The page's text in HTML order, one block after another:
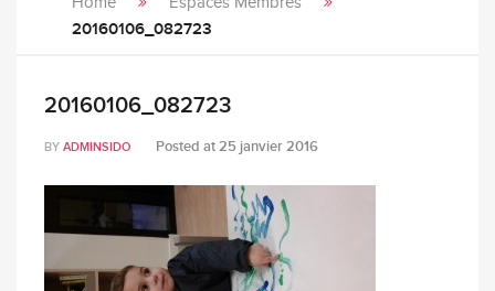
20160106_082723
20160106_082723
BY ADMINSIDO Posted at25 janvier 2016